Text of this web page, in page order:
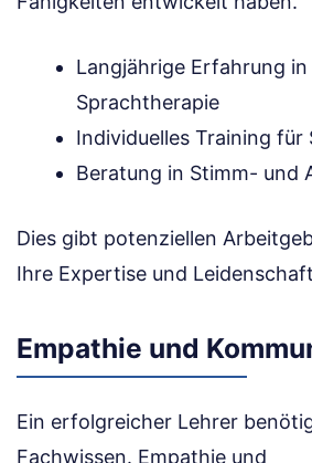
Langjährige Erfahrung
Sprachtherapie
Individuelles Training für
Beratung in Stimm- und
Dies gibt potenziellen
Ihre Expertise und
Empathie und
Ein erfolgreicher Lehrer
Fachwissen. Empathie und